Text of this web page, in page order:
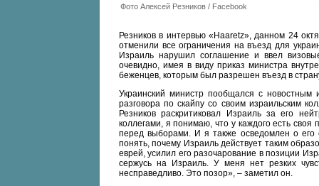
Фото Алексей Резников / Facebook
Резников в интервью «Haaretz», данном 24
отменили все ограничения на въезд для
Израиль нарушил соглашение и ввел
очевидно, имея в виду приказ министра
беженцев, которым был разрешен въезд в
Украинский министр пообщался с новостным
разговора по скайпу со своим израильским
Резников раскритиковал Израиль за его
коллегами, я понимаю, что у каждого есть своя
перед выборами. И я также осведомлен о
понять, почему Израиль действует таким
еврей, усилил его разочарование в позиции
сержусь на Израиль. У меня нет резких
несправедливо. Это позор», – заметил он.